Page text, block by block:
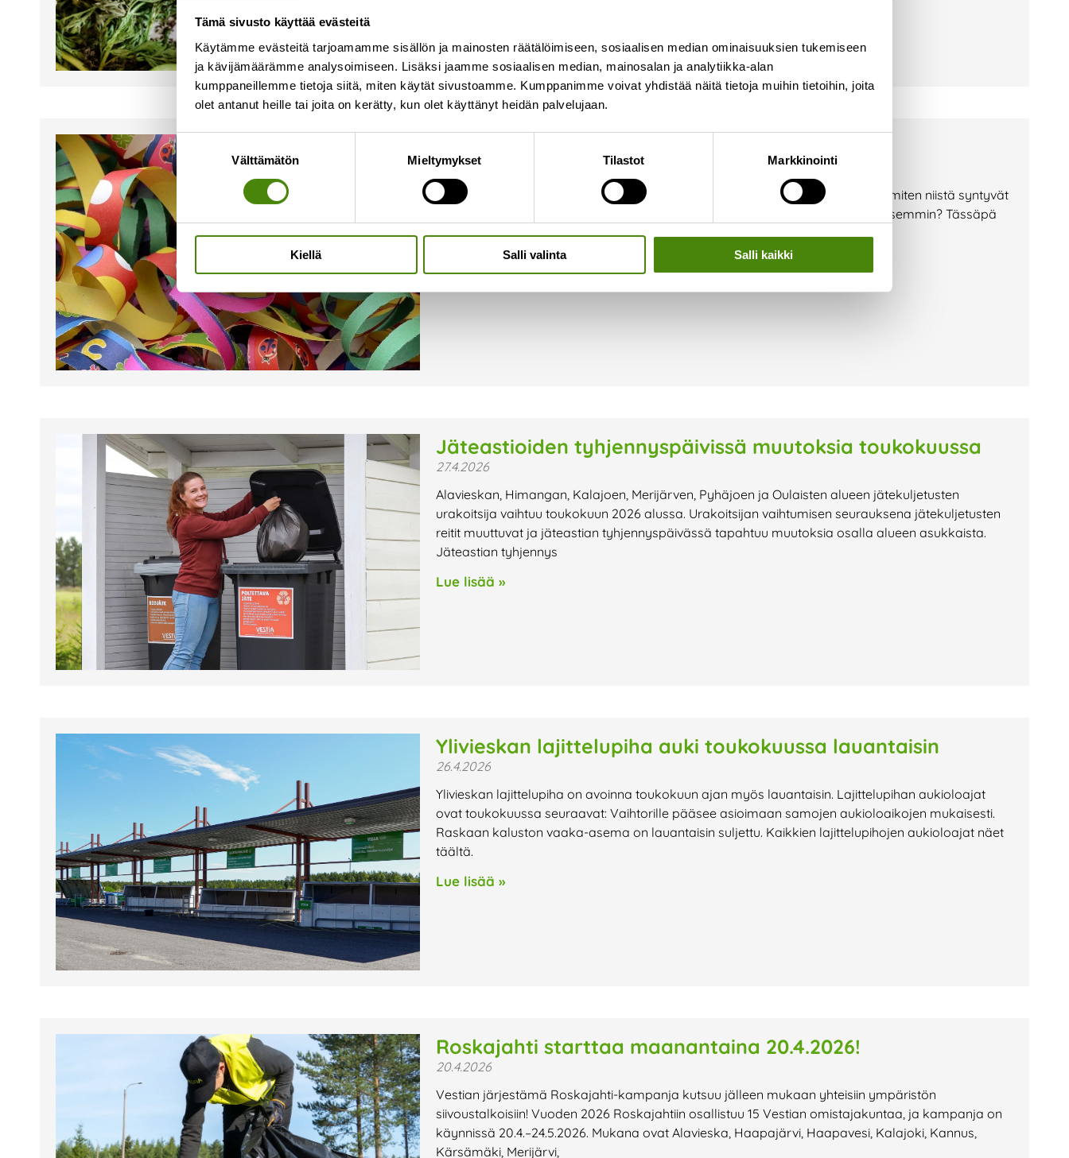
Tämä sivusto käyttää evästeitä
Käytämme evästeitä tarjoamamme sisällön ja mainosten räätälöimiseen, sosiaalisen median ominaisuuksien tukemiseen
ja kävijämäärämme analysoimiseen. Lisäksi jaamme sosiaalisen median, mainosalan ja analytiikka-alan
kumppaneillemme tietoja siitä, miten käytät sivustoamme. Kumppanimme voivat yhdistää näitä tietoja muihin tietoihin, joita
olet antanut heille tai joita on kerätty, kun olet käyttänyt heidän palvelujaan.
Suostumuksen
valinta
Välttämätön Mieltymykset Tilastot Markkinointi
Kiellä Salli valinta Salli kaikki
28.4.2026
Vappuun kuuluvat olennaisesti serpentiinit, ilmapallot, sima ja munkit – mutta miten niistä syntyvät
jätteet tulee lajitella ja olisiko juhlia mahdollisuus järjestää ympäristöystävällisemmin? Tässäpä
muutama tärppi vapun mukanaan tuomien jätteiden oikeaoppiseen
Lue lisää »
Jäteastioiden tyhjennyspäivissä muutoksia toukokuussa
27.4.2026
Alavieskan, Himangan, Kalajoen, Merijärven, Pyhäjoen ja Oulaisten alueen jätekuljetusten
urakoitsija vaihtuu toukokuun 2026 alussa. Urakoitsijan vaihtumisen seurauksena jätekuljetusten
reitit muuttuvat ja jäteastian tyhjennyspäivässä tapahtuu muutoksia osalla alueen asukkaista.
Jäteastian tyhjennys
Lue lisää »
Ylivieskan lajittelupiha auki toukokuussa lauantaisin
26.4.2026
Ylivieskan lajittelupiha on avoinna toukokuun ajan myös lauantaisin. Lajittelupihan aukioloajat
ovat toukokuussa seuraavat: Vaihtorille pääsee asioimaan samojen aukioloaikojen mukaisesti.
Raskaan kaluston vaaka-asema on lauantaisin suljettu. Kaikkien lajittelupihojen aukioloajat näet
täältä.
Lue lisää »
Roskajahti starttaa maanantaina 20.4.2026!
20.4.2026
Vestian järjestämä Roskajahti-kampanja kutsuu jälleen mukaan yhteisiin ympäristön
siivoustalkoisiin! Vuoden 2026 Roskajahtiin osallistuu 15 Vestian omistajakuntaa, ja kampanja on
käynnissä 20.4.–24.5.2026. Mukana ovat Alavieska, Haapajärvi, Haapavesi, Kalajoki, Kannus,
Kärsämäki, Merijärvi,